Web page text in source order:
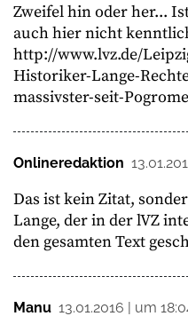
Zweifel hin oder her...
auch hier nicht
http://www.lvz.de/
Historiker-Lange-
massivster-seit-
Onlineredaktion
Das ist kein Zitat,
Lange, der in der lVZ
den gesamten Text
Manu 13.01.2016 | um